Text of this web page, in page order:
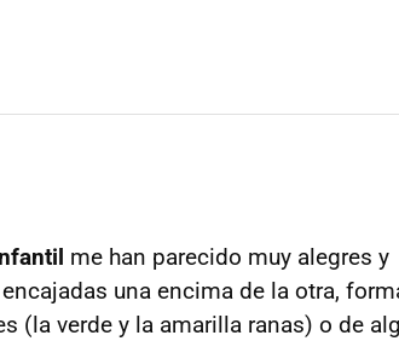
me han parecido muy alegres y
una encima de la otra,
(la verde y la amarilla ranas) o de